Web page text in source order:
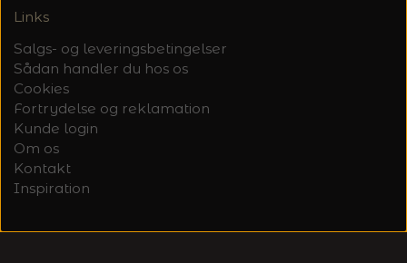
Links
Salgs- og leveringsbetingelser
Sådan handler du hos os
Cookies
Fortrydelse og reklamation
Kunde login
Om os
Kontakt
Inspiration